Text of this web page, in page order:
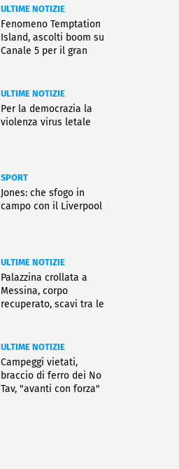
ULTIME NOTIZIE
Fenomeno Temptation
Island, ascolti boom su
Canale 5 per il gran
ULTIME NOTIZIE
Per la democrazia la
violenza virus letale
SPORT
Jones: che sfogo in
campo con il Liverpool
ULTIME NOTIZIE
Palazzina crollata a
Messina, corpo
recuperato, scavi tra le
ULTIME NOTIZIE
Campeggi vietati,
braccio di ferro dei No
Tav, "avanti con forza"